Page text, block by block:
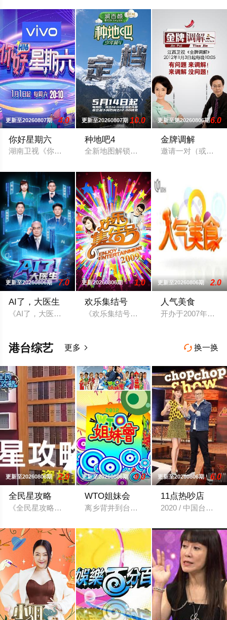
更新至20260807期 4.0
你好星期六
湖南卫视《你好星期六》2022年1月1日起与你相约每周六20：
更新至20260807期 10.0
种地吧4
全新地图解锁中！脚下的土地变了，但十
更新至第20260806期6.0
金牌调解
邀请一对（或多个
更新至20260806期 7.0
AI了，大医生
《AI了，大医生》是全国首档“AI+医学”全媒体健康科普节目，
更新20260806期 1.0
欢乐集结号
《欢乐集结号》在娱乐资讯类栏目中一
更新至20260806期 2.0
人气美食
开办于2007年的《
 换一换
港台综艺 更多 
更新至20260806期 2.0
全民星攻略
《全民星攻略》日本毕业典礼向学长要制服的第二颗钮釦代表
更新至20260806期 9.0
WTO姐妹会
离乡背井到台湾生活、读书，每个台湾新
更新至20260806期 6.0
11点热吵店
2020 / 中国台湾 /